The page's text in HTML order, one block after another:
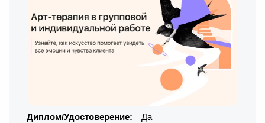
Диплом/Удостоверение:
Да